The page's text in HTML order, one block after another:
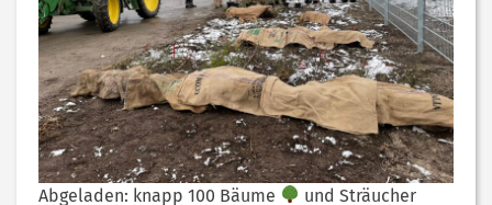
Abgeladen: knapp 100 Bäume
und Sträucher